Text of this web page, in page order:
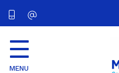
MENU